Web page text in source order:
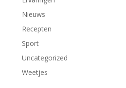
Nieuws
Recepten
Sport
Uncategorized
Weetjes